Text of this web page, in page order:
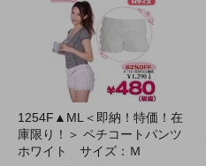
1254F▲ML＜即納！特価！在
庫限り！＞ ペチコートパンツ
ホワイト サイズ：Ｍ